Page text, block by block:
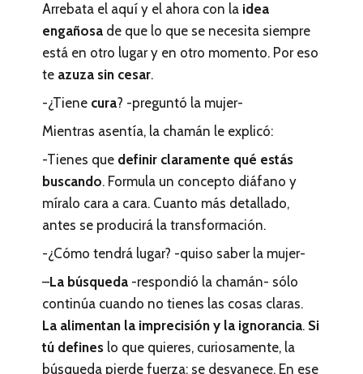
Arrebata el aquí y el ahora con la idea
engañosa de que lo que se necesita siempre
está en otro lugar y en otro momento. Por eso
te azuza sin cesar.
-¿Tiene cura? -preguntó la mujer-
Mientras asentía, la chamán le explicó:
-Tienes que definir claramente qué estás
buscando. Formula un concepto diáfano y
míralo cara a cara. Cuanto más detallado,
antes se producirá la transformación.
-¿Cómo tendrá lugar? -quiso saber la mujer-
–La búsqueda -respondió la chamán- sólo
continúa cuando no tienes las cosas claras.
La alimentan la imprecisión y la ignorancia. Si
tú defines lo que quieres, curiosamente, la
búsqueda pierde fuerza; se desvanece. En ese